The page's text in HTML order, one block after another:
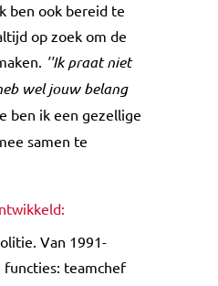
ben ook bereid te
op zoek om de
''Ik praat niet
wel jouw belang
ben ik een gezellige
samen te
Van 1991-
teamchef